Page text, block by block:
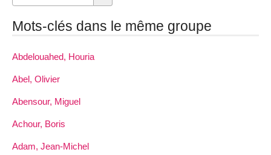
Mots-clés dans le même groupe
Abdelouahed, Houria
Abel, Olivier
Abensour, Miguel
Achour, Boris
Adam, Jean-Michel